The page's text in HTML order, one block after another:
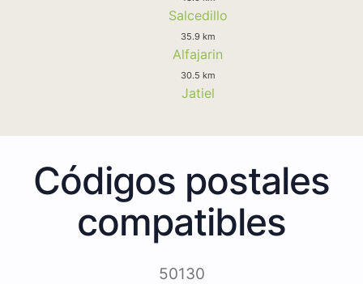
Salcedillo
35.9 km
Alfajarin
30.5 km
Jatiel
Códigos postales
compatibles
50130